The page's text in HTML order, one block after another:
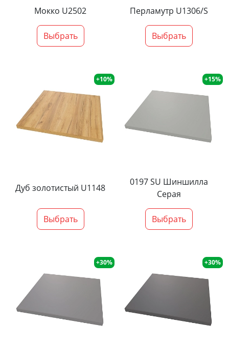
Мокко U2502
Выбрать
Перламутр U1306/S
Выбрать
+10%
Дуб золотистый U1148
Выбрать
+15%
0197 SU Шиншилла
Серая
Выбрать
+30% +30%